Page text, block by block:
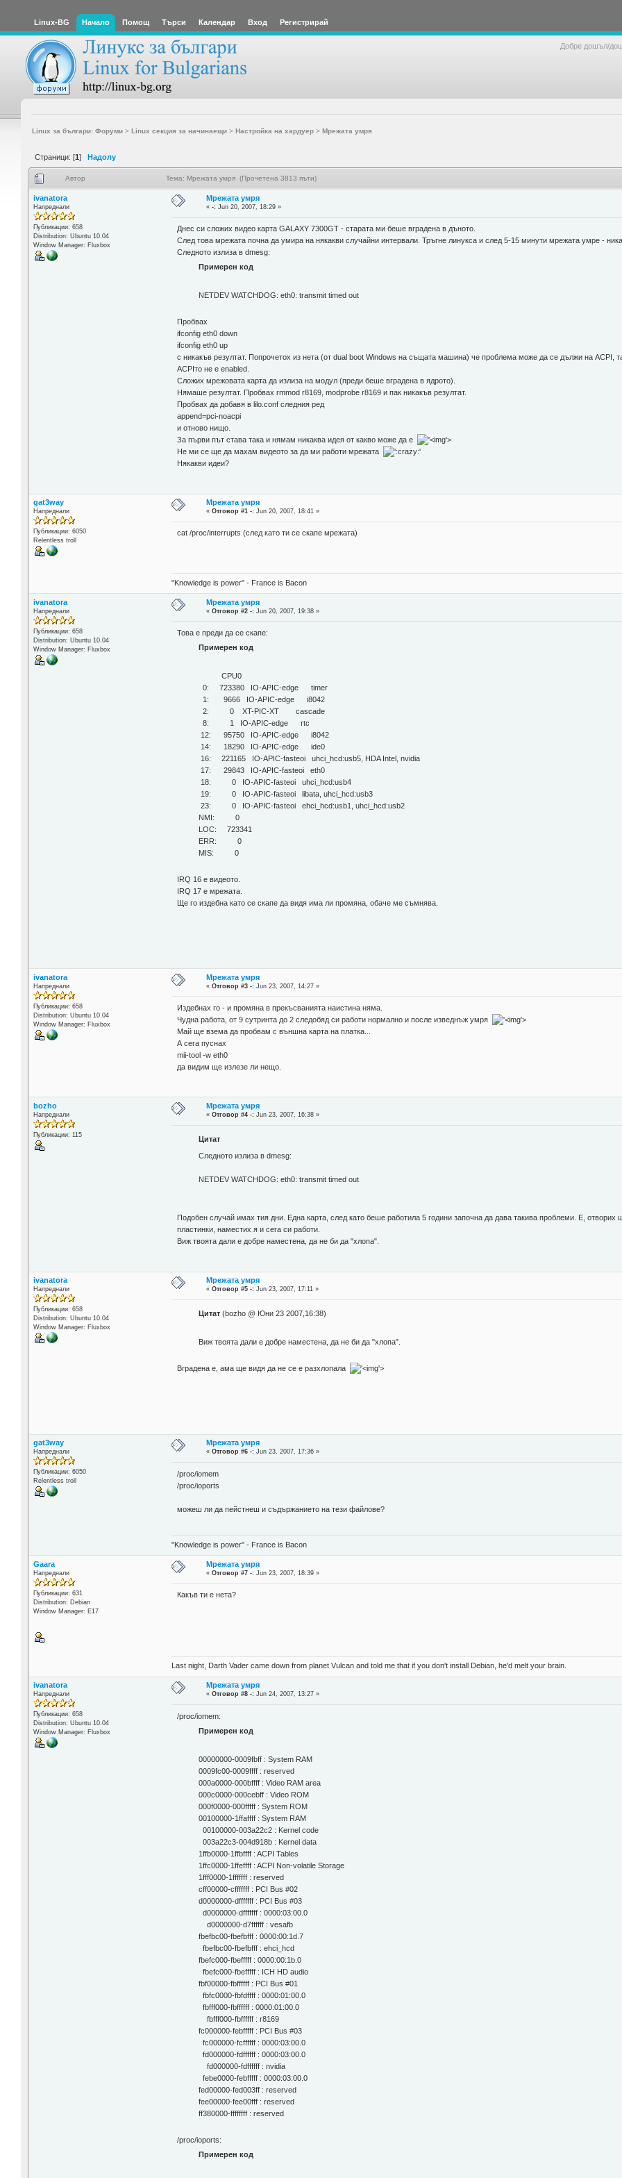
Linux-BG Начало Помощ Търси Календар Вход Регистрирай
Добре дошъл/
Linux за българи: Форуми> Linux секция за начинаещи> Настройка на хардуер> Мрежата умря
Страници: [1] Надолу
Автор Тема: Мрежата умря (Прочетена 3813 пъти)
ivanatora
Напреднали
Публикации: 658
Distribution: Ubuntu 10.04
Window Manager: Fluxbox
Мрежата умря
«-: Jun 20, 2007, 18:29 »
Днес си сложих видео карта GALAXY 7300GT - старата ми беше вградена в дъното.
След това мрежата почна да умира на някакви случайни интервали. Тръгне линукса и след 5-15 минути мрежата умре -
Следното излиза в dmesg:
Примерен код
NETDEV WATCHDOG: eth0: transmit timed out
Пробвах
ifconfig eth0 down
ifconfig eth0 up
с никакъв резултат. Попрочетох из нета (от dual boot Windows на същата машина) че проблема може да се дължи на
ACPIто не е enabled.
Сложих мрежовата карта да излиза на модул (преди беше вградена в ядрото).
Нямаше резултат. Пробвах rmmod r8169, modprobe r8169 и пак никакъв резултат.
Пробвах да добавя в lilo.conf следния ред
append=pci-noacpi
и отново нищо.
За първи път става така и нямам никаква идея от какво може да е
'>
Не ми се ще да махам видеото за да ми работи мрежата
Някакви идеи?
gat3way
Напреднали
Публикации: 6050
Relentless troll
Мрежата умря
«Отговор #1 -: Jun 20, 2007, 18:41 »
cat /proc/interrupts (след като ти се скапе мрежата)
"Knowledge is power" - France is Bacon
ivanatora
Напреднали
Публикации: 658
Distribution: Ubuntu 10.04
Window Manager: Fluxbox
Мрежата умря
«Отговор #2 -: Jun 20, 2007, 19:38 »
Това е преди да се скапе:
Примерен код
CPU0
0: 723380 IO-APIC-edge timer
1: 9666 IO-APIC-edge i8042
2: 0 XT-PIC-XT cascade
8: 1 IO-APIC-edge rtc
12: 95750 IO-APIC-edge i8042
14: 18290 IO-APIC-edge ide0
16: 221165 IO-APIC-fasteoi uhci_hcd:usb5, HDA Intel, nvidia
17: 29843 IO-APIC-fasteoi eth0
18: 0 IO-APIC-fasteoi uhci_hcd:usb4
19: 0 IO-APIC-fasteoi libata, uhci_hcd:usb3
23: 0 IO-APIC-fasteoi ehci_hcd:usb1, uhci_hcd:usb2
NMI: 0
LOC: 723341
ERR: 0
MIS: 0
IRQ 16 е видеото.
IRQ 17 е мрежата.
Ще го издебна като се скапе да видя има ли промяна, обаче ме съмнява.
ivanatora
Напреднали
Публикации: 658
Distribution: Ubuntu 10.04
Window Manager: Fluxbox
Мрежата умря
«Отговор #3 -: Jun 23, 2007, 14:27 »
Издебнах го - и промяна в прекъсванията наистина няма.
Чудна работа, от 9 сутринта до 2 следобяд си работи нормално и после изведнъж умря
'>
Май ще взема да пробвам с външна карта на платка...
А сега пуснах
mii-tool -w eth0
да видим ще излезе ли нещо.
bozho
Напреднали
Публикации: 115
Мрежата умря
«Отговор #4 -: Jun 23, 2007, 16:38 »
Цитат
Следното излиза в dmesg:
NETDEV WATCHDOG: eth0: transmit timed out
Подобен случай имах тия дни. Една карта, след като беше работила 5 години започна да дава такива проблеми. Е, отворих
пластинки, наместих я и сега си работи.
Виж твоята дали е добре наместена, да не би да "хлопа".
ivanatora
Напреднали
Публикации: 658
Distribution: Ubuntu 10.04
Window Manager: Fluxbox
Мрежата умря
«Отговор #5 -: Jun 23, 2007, 17:11 »
Цитат(bozho @ Юни 23 2007,16:38)
Виж твоята дали е добре наместена, да не би да "хлопа".
Вградена е, ама ще видя да не се е разхлопала '>
gat3way
Напреднали
Публикации: 6050
Relentless troll
Мрежата умря
«Отговор #6 -: Jun 23, 2007, 17:36 »
/proc/iomem
/proc/ioports
можеш ли да пейстнеш и съдържанието на тези файлове?
"Knowledge is power" - France is Bacon
Gaara
Напреднали
Публикации: 631
Distribution: Debian
Window Manager: E17
Мрежата умря
«Отговор #7 -: Jun 23, 2007, 18:39 »
Какъв ти е нета?
Last night, Darth Vader came down from planet Vulcan and told me that if you don't install Debian, he'd melt your brain.
ivanatora
Напреднали
Публикации: 658
Distribution: Ubuntu 10.04
Window Manager: Fluxbox
Мрежата умря
«Отговор #8 -: Jun 24, 2007, 13:27 »
/proc/iomem:
Примерен код
00000000-0009fbff : System RAM
0009fc00-0009ffff : reserved
000a0000-000bffff : Video RAM area
000c0000-000cebff : Video ROM
000f0000-000fffff : System ROM
00100000-1ffaffff : System RAM
00100000-003a22c2 : Kernel code
003a22c3-004d918b : Kernel data
1ffb0000-1ffbffff : ACPI Tables
1ffc0000-1ffeffff : ACPI Non-volatile Storage
1fff0000-1fffffff : reserved
cff00000-cfffffff : PCI Bus #02
d0000000-dfffffff : PCI Bus #03
d0000000-dfffffff : 0000:03:00.0
d0000000-d7ffffff : vesafb
fbefbc00-fbefbfff : 0000:00:1d.7
fbefbc00-fbefbfff : ehci_hcd
fbefc000-fbefffff : 0000:00:1b.0
fbefc000-fbefffff : ICH HD audio
fbf00000-fbffffff : PCI Bus #01
fbfc0000-fbfdffff : 0000:01:00.0
fbfff000-fbffffff : 0000:01:00.0
fbfff000-fbffffff : r8169
fc000000-febfffff : PCI Bus #03
fc000000-fcffffff : 0000:03:00.0
fd000000-fdffffff : 0000:03:00.0
fd000000-fdffffff : nvidia
febe0000-febfffff : 0000:03:00.0
fed00000-fed003ff : reserved
fee00000-fee00fff : reserved
ff380000-ffffffff : reserved
/proc/ioports:
Примерен код